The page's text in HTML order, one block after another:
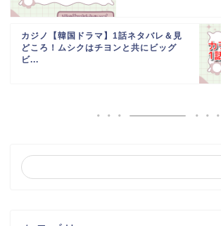
カジノ【韓国ドラマ】1話ネタバレ＆見
どころ！ムシクはチヨンと共にビッグ
ビ...